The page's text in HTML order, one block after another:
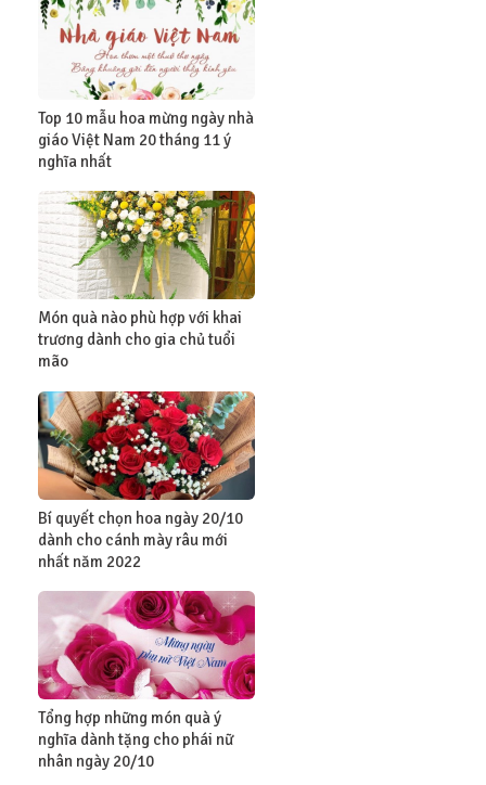
Top 10 mẫu hoa mừng ngày nhà
giáo Việt Nam 20 tháng 11 ý
nghĩa nhất
Món quà nào phù hợp với khai
trương dành cho gia chủ tuổi
mão
Bí quyết chọn hoa ngày 20/10
dành cho cánh mày râu mới
nhất năm 2022
Tổng hợp những món quà ý
nghĩa dành tặng cho phái nữ
nhân ngày 20/10